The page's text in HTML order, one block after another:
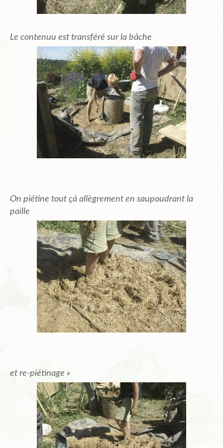
Le contenuu est transféré sur la bâche
On piétine tout çà allègrement en saupoudrant la
paille
et re-piétinage »